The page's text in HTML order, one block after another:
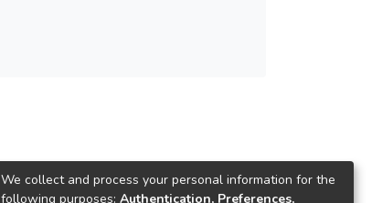
We collect and process your personal information for the
following purposes: Authentication, Preferences,